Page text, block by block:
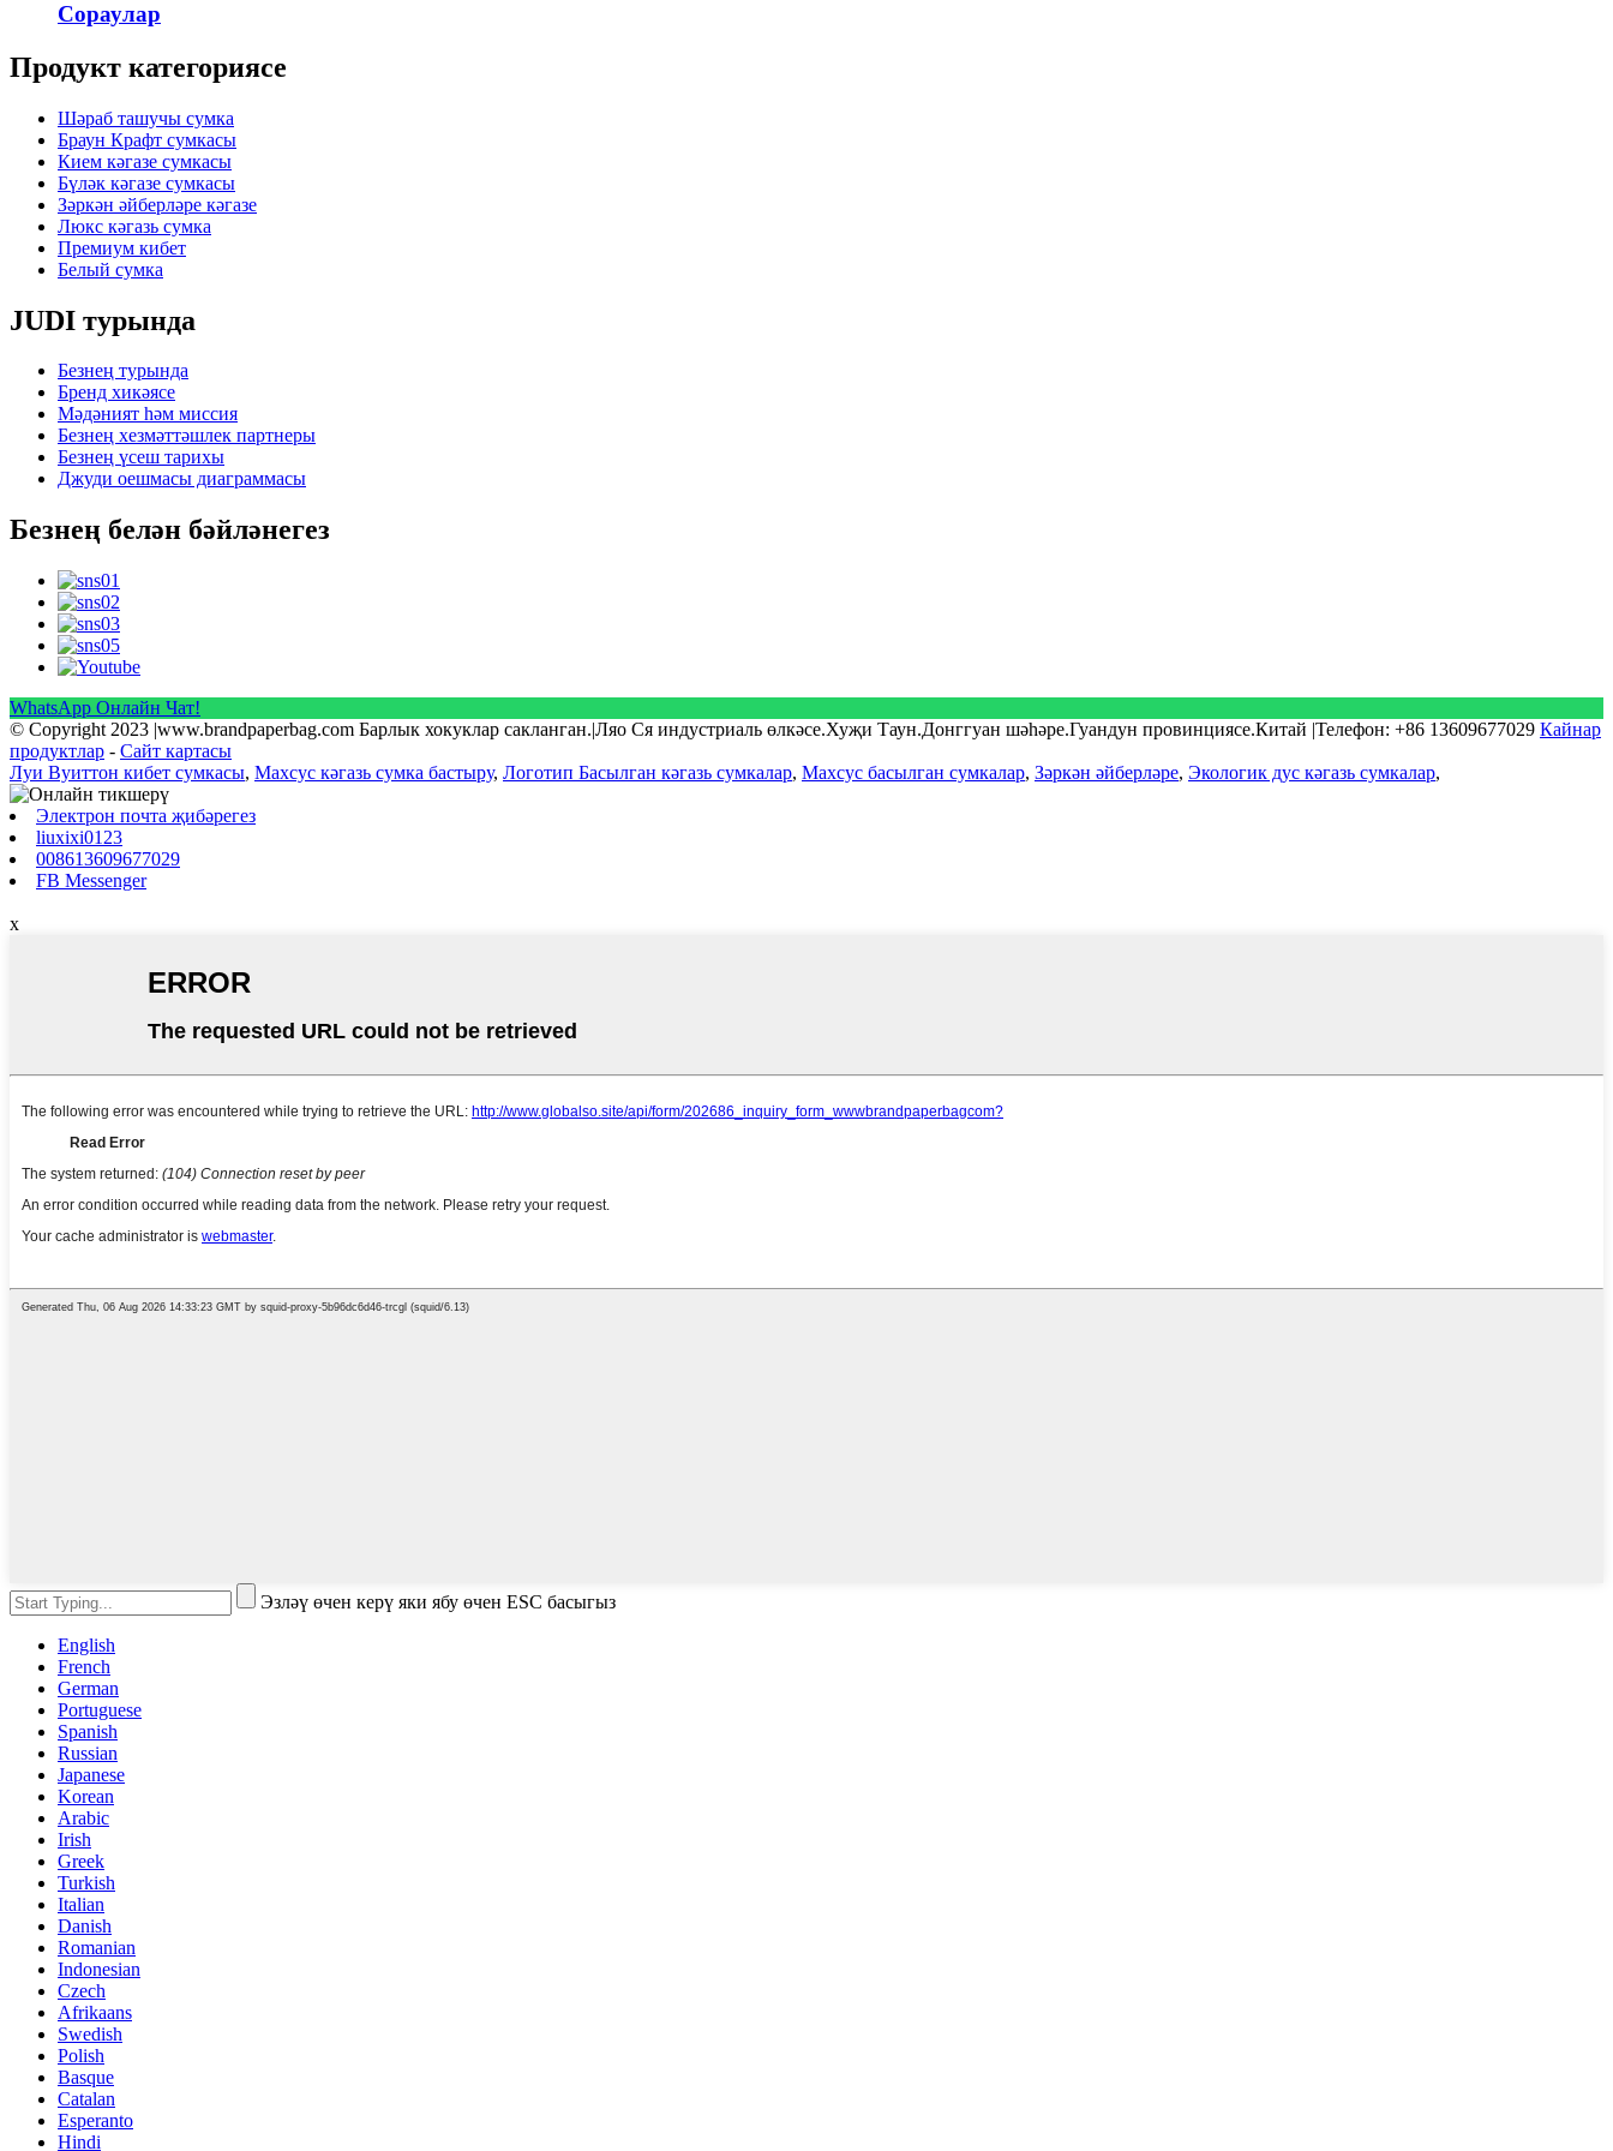
Сораулар
Продукт категориясе
Шәраб ташучы сумка
Браун Крафт сумкасы
Кием кәгазе сумкасы
Бүләк кәгазе сумкасы
Зәркән әйберләре кәгазе
Люкс кәгазь сумка
Премиум кибет
Белый сумка
JUDI турында
Безнең турында
Бренд хикәясе
Мәдәният һәм миссия
Безнең хезмәттәшлек партнеры
Безнең үсеш тарихы
Джуди оешмасы диаграммасы
Безнең белән бәйләнегез
WhatsApp Онлайн Чат!
© Copyright 2023 |www.brandpaperbag.com Барлык хокуклар сакланган.|Ляо Ся индустриаль өлкәсе.Хуҗи Таун.Донггуан шәһәре.Гуандун провинциясе.Китай |Телефон: +86 13609677029 Кайнар
продуктлар - Сайт картасы
Луи Вуиттон кибет сумкасы, Махсус кәгазь сумка бастыру, Логотип Басылган кәгазь сумкалар, Махсус басылган сумкалар, Зәркән әйберләре, Экологик дус кәгазь сумкалар,
Электрон почта җибәрегез
liuxixi0123
008613609677029
FB Messenger
x
Эзләү өчен керү яки ябу өчен ESC басыгыз
English
French
German
Portuguese
Spanish
Russian
Japanese
Korean
Arabic
Irish
Greek
Turkish
Italian
Danish
Romanian
Indonesian
Czech
Afrikaans
Swedish
Polish
Basque
Catalan
Esperanto
Hindi